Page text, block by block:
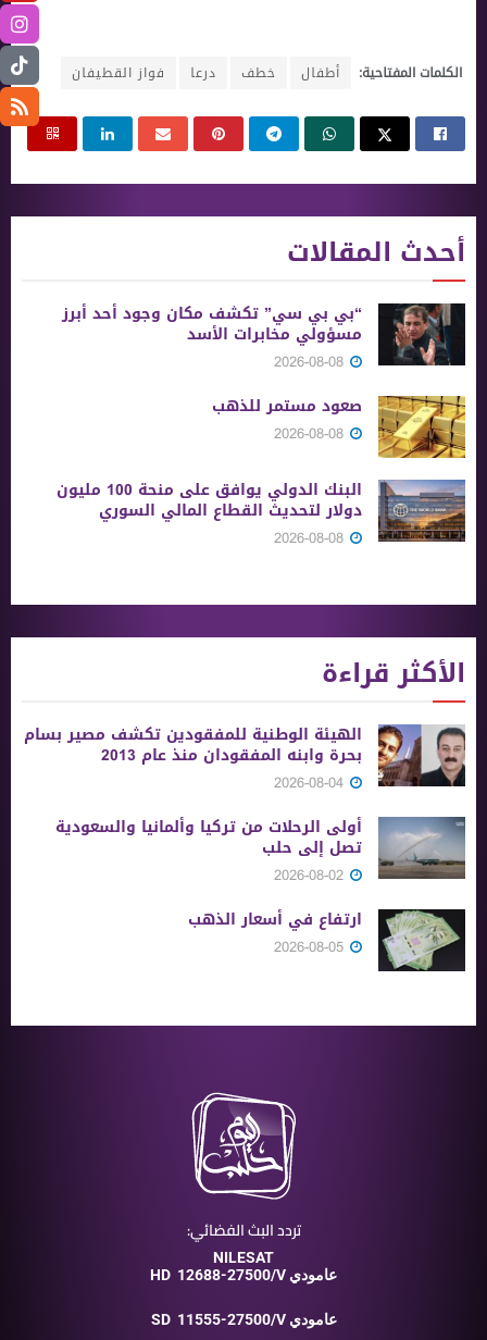
الكلمات المفتاحية: أطفال خطف درعا فواز القطيفان
أحدث المقالات
“بي بي سي” تكشف مكان وجود أحد أبرز
مسؤولي مخابرات الأسد
صعود مستمر للذهب
البنك الدولي يوافق على منحة 100 مليون
دولار لتحديث القطاع المالي السوري
الأكثر قراءة
الهيئة الوطنية للمفقودين تكشف مصير بسام
بحرة وابنه المفقودان منذ عام 2013
أولى الرحلات من ‏تركيا وألمانيا والسعودية
تصل إلى حلب
ارتفاع في أسعار الذهب
تردد البث الفضائي:
NILESAT
HD
12688-27500/V عامودي
SD 11555-27500/V عامودي